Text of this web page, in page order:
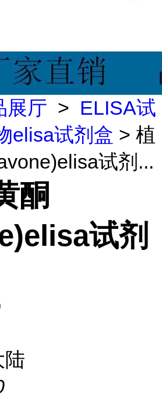
展厅 > ELISA试
elisa试剂盒 > 植
试剂...
酮
试剂
陆